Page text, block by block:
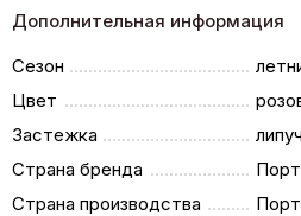
Дополнительная информация
Сезон
Цвет
Застежка
Страна бренда
Страна производства